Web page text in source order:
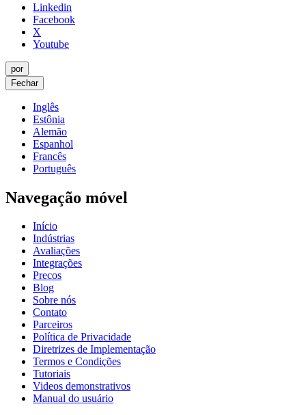
Linkedin
Facebook
X
Youtube
por
Fechar
Inglês
Estônia
Alemão
Espanhol
Francês
Português
Navegação móvel
Início
Indústrias
Avaliações
Integrações
Precos
Blog
Sobre nós
Contato
Parceiros
Política de Privacidade
Diretrizes de Implementação
Termos e Condições
Tutoriais
Videos demonstrativos
Manual do usuário